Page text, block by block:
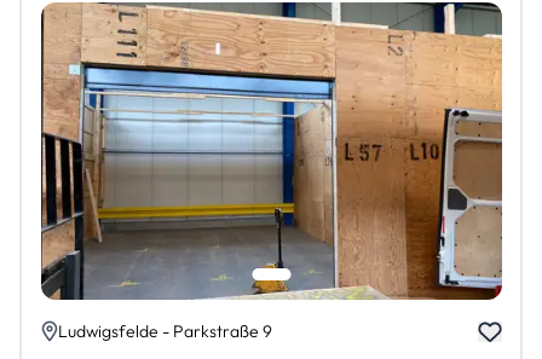
Ludwigsfelde - Parkstraße 9